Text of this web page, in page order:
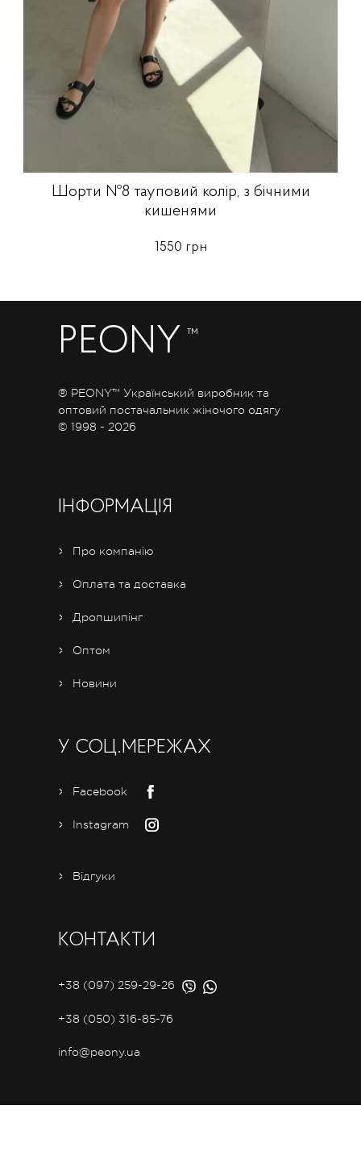
Шорти №8 тауповий колір, з бічними
кишенями
1550 грн
PEONY ™
® PEONY™ Український виробник та
оптовий постачальник жіночого одягу
© 1998 - 2026
ІНФОРМАЦІЯ
Про компанію
Оплата та доставка
Дропшипінг
Оптом
Новини
У СОЦ.МЕРЕЖАХ
Facebook
Instagram
Відгуки
КОНТАКТИ
+38 (097) 259-29-26
+38 (050) 316-85-76
info@peony.ua